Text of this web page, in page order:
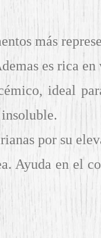
más
es rica
ideal
por su
Ayuda en el